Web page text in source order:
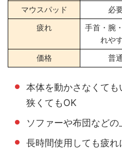
マウスパッド
必
疲れ
手首・腕
れや
価格 普通
本体を動かさなくて
狭くてもOK
ソファーや布団などの
長時間使用しても疲れ